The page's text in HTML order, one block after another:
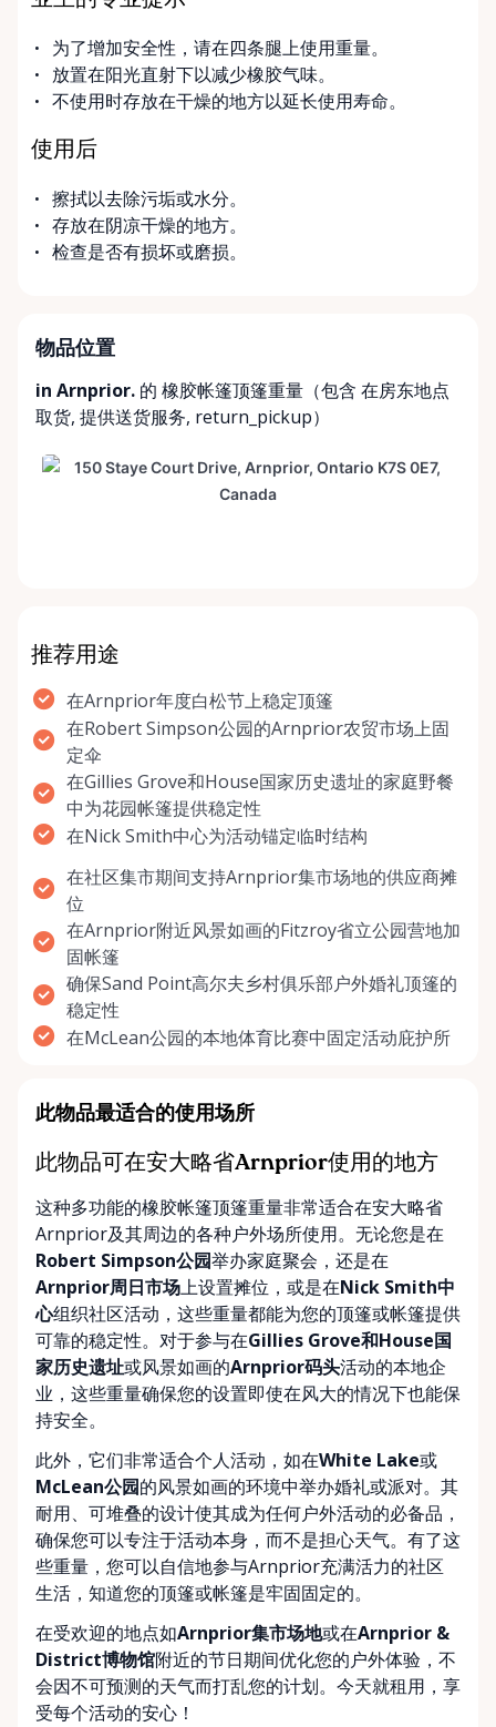
为了增加安全性，请在四条腿上使用重量。
放置在阳光直射下以减少橡胶气味。
不使用时存放在干燥的地方以延长使用寿命。
使用后
擦拭以去除污垢或水分。
存放在阴凉干燥的地方。
检查是否有损坏或磨损。
物品位置
in Arnprior. 的 橡胶帐篷顶篷重量（包含 在房东地点
取货, 提供送货服务, return_pickup）
推荐用途
在Arnprior年度白松节上稳定顶篷
在Robert Simpson公园的Arnprior农贸市场上固
定伞
在Gillies Grove和House国家历史遗址的家庭野餐
中为花园帐篷提供稳定性
在Nick Smith中心为活动锚定临时结构
在社区集市期间支持Arnprior集市场地的供应商摊
位
在Arnprior附近风景如画的Fitzroy省立公园营地加
固帐篷
确保Sand Point高尔夫乡村俱乐部户外婚礼顶篷的
稳定性
在McLean公园的本地体育比赛中固定活动庇护所
此物品最适合的使用场所
此物品可在安大略省Arnprior使用的地方
这种多功能的橡胶帐篷顶篷重量非常适合在安大略省
Arnprior及其周边的各种户外场所使用。无论您是在
Robert Simpson公园举办家庭聚会，还是在
Arnprior周日市场上设置摊位，或是在Nick Smith中
心组织社区活动，这些重量都能为您的顶篷或帐篷提供
可靠的稳定性。对于参与在Gillies Grove和House国
家历史遗址或风景如画的Arnprior码头活动的本地企
业，这些重量确保您的设置即使在风大的情况下也能保
持安全。
此外，它们非常适合个人活动，如在White Lake或
McLean公园的风景如画的环境中举办婚礼或派对。其
耐用、可堆叠的设计使其成为任何户外活动的必备品，
确保您可以专注于活动本身，而不是担心天气。有了这
些重量，您可以自信地参与Arnprior充满活力的社区
生活，知道您的顶篷或帐篷是牢固固定的。
在受欢迎的地点如Arnprior集市场地或在Arnprior &
District博物馆附近的节日期间优化您的户外体验，不
会因不可预测的天气而打乱您的计划。今天就租用，享
受每个活动的安心！